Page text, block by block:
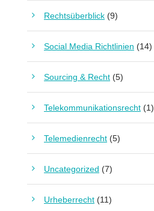
Rechtsüberblick (9)
Social Media Richtlinien (14)
Sourcing & Recht (5)
Telekommunikationsrecht (1)
Telemedienrecht (5)
Uncategorized (7)
Urheberrecht (11)